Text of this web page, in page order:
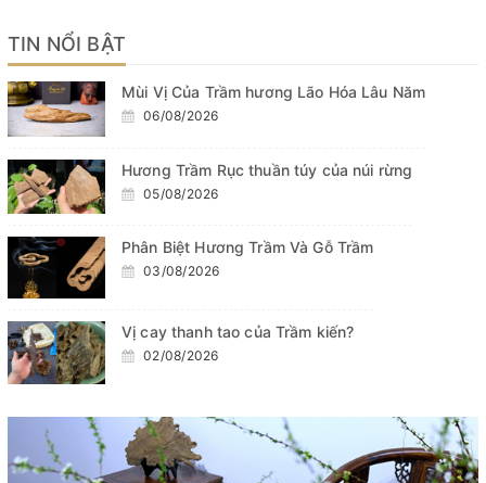
TIN NỔI BẬT
Mùi Vị Của Trầm hương Lão Hóa Lâu Năm
06/08/2026
Hương Trầm Rục thuần túy của núi rừng
05/08/2026
Phân Biệt Hương Trầm Và Gỗ Trầm
03/08/2026
Vị cay thanh tao của Trầm kiến?
02/08/2026